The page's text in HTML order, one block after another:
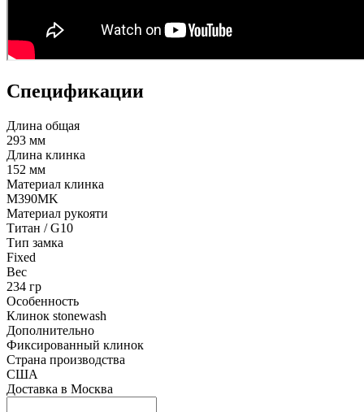
Спецификации
Длина общая
293 мм
Длина клинка
152 мм
Материал клинка
M390MK
Материал рукояти
Титан / G10
Тип замка
Fixed
Вес
234 гр
Особенность
Клинок stonewash
Дополнительно
Фиксированный клинок
Страна производства
США
Доставка в Москва